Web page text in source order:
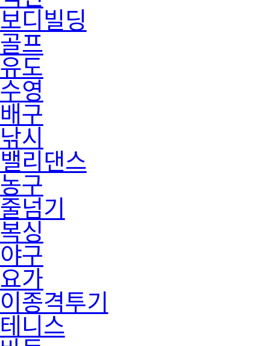
보디빌딩
골프
유도
수영
배구
낚시
밸리댄스
농구
줄넘기
복싱
야구
요가
이종격투기
테니스